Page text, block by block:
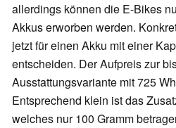
allerdings können die E-Bikes
Akkus erworben werden.
jetzt für einen Akku mit einer
entscheiden. Der Aufpreis zur
Ausstattungsvariante mit 725
Entsprechend klein ist das
welches nur 100 Gramm